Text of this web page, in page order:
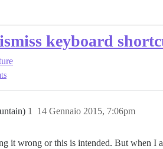
keyboard
14 Gennaio 2015, 7:06pm
1
it wrong or this is intended. But when I